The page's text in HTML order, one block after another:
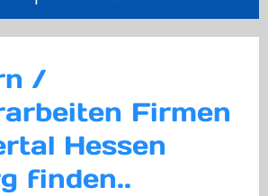
Anbieter Login
Anbieter werden
/
Firmen
Hessen
finden..